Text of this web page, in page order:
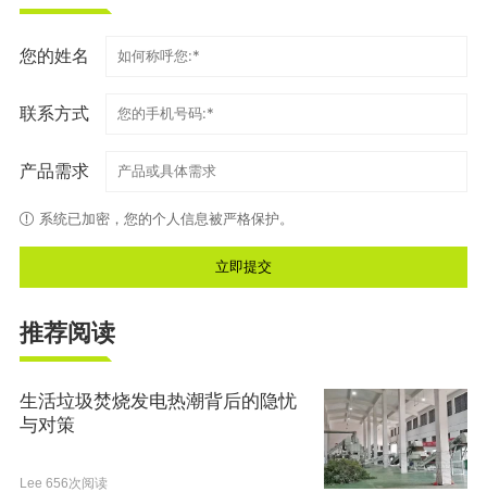
您的姓名
联系方式
产品需求
系统已加密，您的个人信息被严格保护。
推荐阅读
生活垃圾焚烧发电热潮背后的隐忧
与对策
Lee 656次阅读